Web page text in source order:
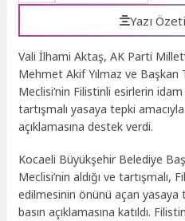
Yazı
Vali İlhami Aktaş, AK Parti
Mehmet Akif Yılmaz ve Başkan
Meclisi’nin Filistinli esirlerin
tartışmalı yasaya tepki
açıklamasına destek verdi.
Kocaeli Büyükşehir Belediye
Meclisi’nin aldığı ve tartışmalı,
edilmesinin önünü açan yasaya
basın açıklamasına katıldı.